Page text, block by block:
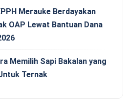
Merauke Berdayakan
OAP Lewat Bantuan Dana
Memilih Sapi Bakalan yang
Ternak